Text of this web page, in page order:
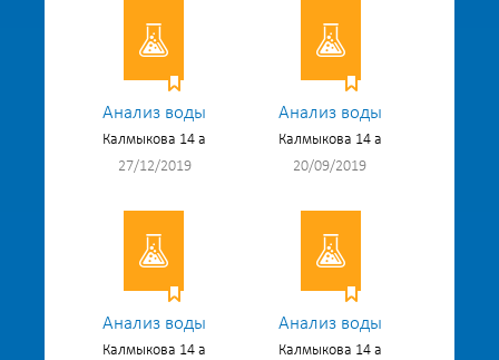
Анализ воды
Калмыкова 14 а
27/12/2019
Анализ воды
Калмыкова 14 а
20/09/2019
Анализ воды
Калмыкова 14 а
Анализ воды
Калмыкова 14 а